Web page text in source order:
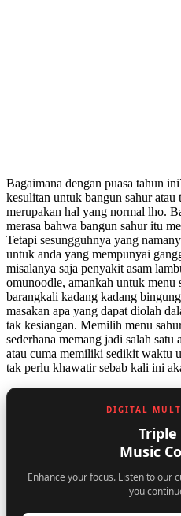
Bagaimana dengan puasa tahun
kesulitan untuk bangun sahur
merupakan hal yang normal lho.
merasa bahwa bangun sahur itu
Tetapi sesungguhnya yang
untuk anda yang mempunyai
misalanya saja penyakit asam
omunoodle, amankah untuk menu
barangkali kadang kadang
masakan apa yang dapat diolah
tak kesiangan. Memilih menu
sederhana memang jadi salah
atau cuma memiliki sedikit waktu
tak perlu khawatir sebab kali ini
DIGITAL
Music
Enhance your focus. Listen to our
you